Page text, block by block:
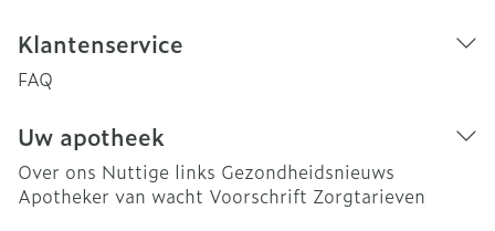
Klantenservice
FAQ
Uw apotheek
Over ons Nuttige links Gezondheidsnieuws
Apotheker van wacht Voorschrift Zorgtarieven